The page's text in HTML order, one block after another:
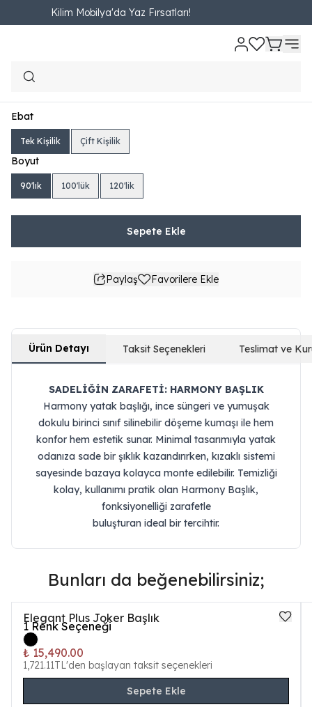
Kilim Mobilya'da Yaz Fırsatları!
Ana Sayfa YATAK VE BAZALAR Başlık
₺ 4,490.00
Ebat
Tek Kişilik Çift Kişilik
Boyut
90'lık 100'lük 120'lik
Sepete Ekle
Paylaş Favorilere Ekle
Ürün Detayı Taksit Seçenekleri Teslimat ve
SADELİĞİN ZARAFETİ: HARMONY BAŞLIK
Harmony yatak başlığı, ince süngeri ve yumuşak
dokulu birinci sınıf silinebilir döşeme kumaşı ile hem
konfor hem estetik sunar. Minimal tasarımıyla yatak
odanıza sade bir şıklık kazandırırken, kızaklı sistemi
sayesinde bazaya kolayca monte edilebilir. Temizliği
kolay, kullanımı pratik olan Harmony Başlık,
fonksiyonelliği zarafetle
buluşturan ideal bir tercihtir.
Bunları da beğenebilirsiniz;
Elegant Plus Joker Başlık
1 Renk Seçeneği
₺ 15,490.00
1,721.11TL'den başlayan taksit seçenekleri
Sepete Ekle